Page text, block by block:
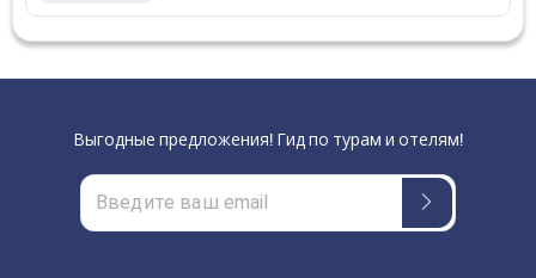
Выгодные предложения! Гид по турам и отелям!